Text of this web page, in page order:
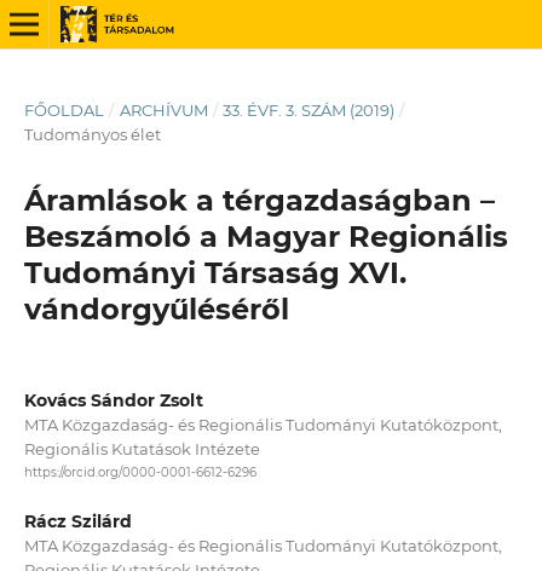
FŐOLDAL / ARCHÍVUM / 33. ÉVF. 3. SZÁM (2019) /
Tudományos élet
Áramlások a térgazdaságban –
Beszámoló a Magyar Regionális
Tudományi Társaság XVI.
vándorgyűléséről
Kovács Sándor Zsolt
MTA Közgazdaság- és Regionális Tudományi Kutatóközpont,
Regionális Kutatások Intézete
https://orcid.org/0000-0001-6612-6296
Rácz Szilárd
MTA Közgazdaság- és Regionális Tudományi Kutatóközpont,